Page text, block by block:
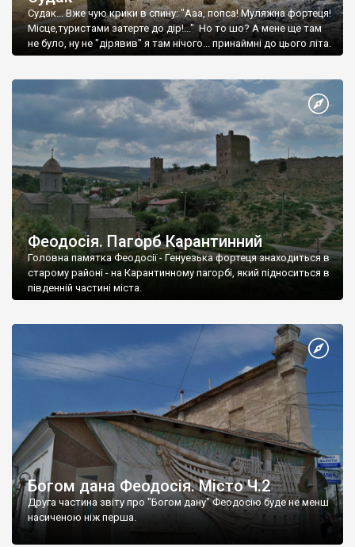
Судак... Вже чую крики в спину: "Ааа, попса! Муляжна фортеця!
Місце,туристами затерте до дір!..." Но то шо? А мене ще там
не було, ну не "дірявив" я там нічого... принаймні до цього літа.
Феодосія. Пагорб Карантинний
Головна памятка Феодосії - Генуезька фортеця знаходиться в
старому районі - на Карантинному пагорбі, який підноситься в
південній частині міста.
Богом дана Феодосія. Місто Ч.2
Друга частина звіту про "Богом дану" Феодосію буде не менш
насиченою ніж перша.